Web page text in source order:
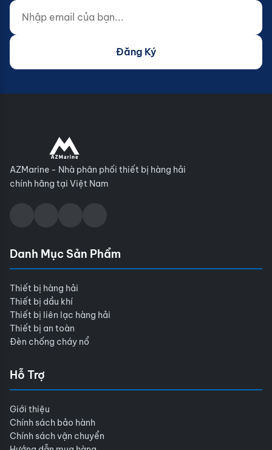
Nhập email của bạn...
Website (do not fill)
Đăng Ký
AZMarine - Nhà phân phối thiết bị hàng hải
chính hãng tại Việt Nam
Danh Mục Sản Phẩm
Thiết bị hàng hải
Thiết bị dầu khí
Thiết bị liên lạc hàng hải
Thiết bị an toàn
Đèn chống cháy nổ
Hỗ Trợ
Giới thiệu
Chính sách bảo hành
Chính sách vận chuyển